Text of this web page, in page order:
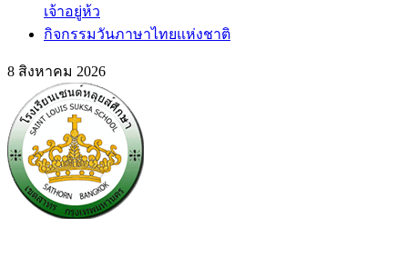
เจ้าอยู่ห้ว
กิจกรรมวันภาษาไทยแห่งชาติ
8 สิงหาคม 2026